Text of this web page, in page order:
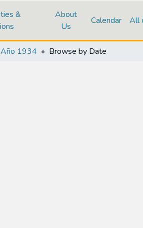
&
About
Us
Calendar All
Año 1934 Browse by Date